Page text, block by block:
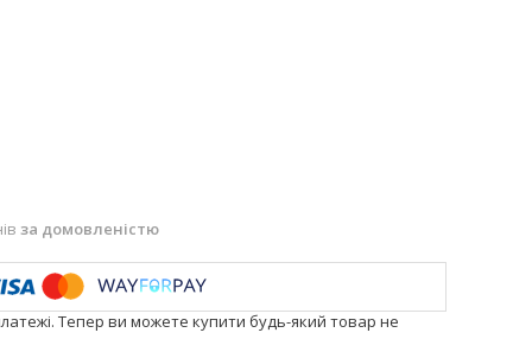
за домовленістю
Тепер ви можете купити будь-який товар не